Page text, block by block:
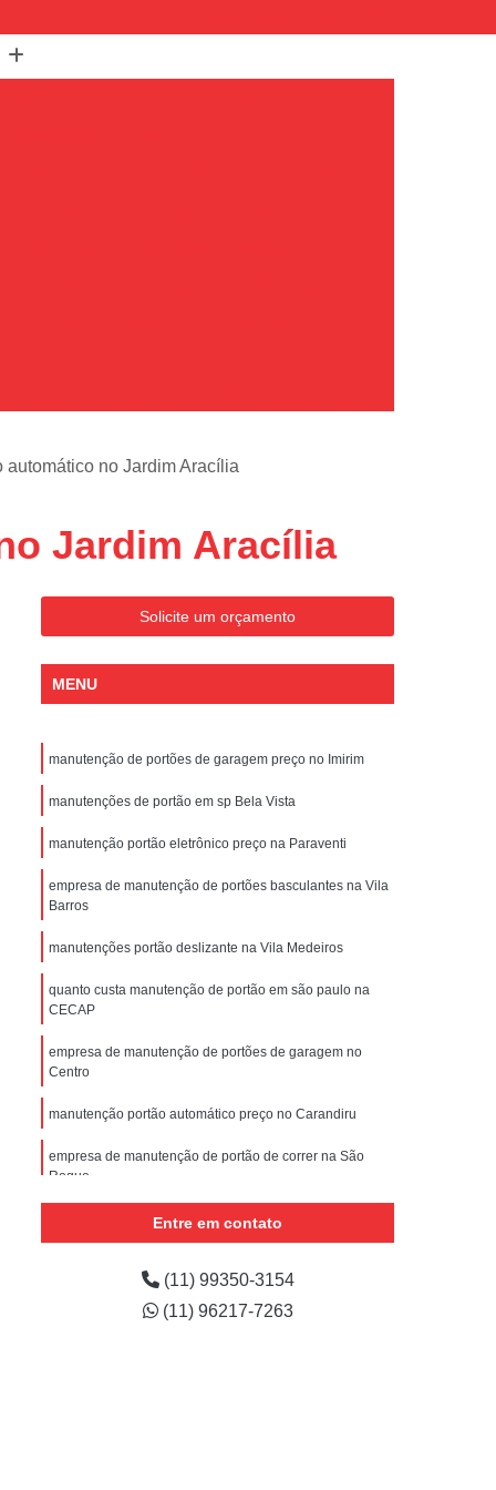
Conserto de Portões em São Paulo
Conserto de Portão Automático
Conserto de Portão de Garagem
Conserto de Portão em São Paulo
Conserto de Portão Pivotante
de Instalação de Portão Eletrônico
de Portão Automático
Instalação de Portão Eletrônico
Eletrônico Basculante
Portão Automático Deslizante
Portão Eletrônico Basculante
Empresa de Manutenção de Portão
Manutenção de Motor de Portão
Automático
Manutenção de Portão
Manutenção de Portão de Correr
Manutenção de Portão em São Paulo
Manutenção de Portões de Condomínio
no Jardim Aracília
Jardim Aracília
Solicite um orçamento
MENU
manutenção de portões de garagem preço no Imirim
manutenções de portão em sp Bela Vista
manutenção portão eletrônico preço na Paraventi
empresa de manutenção de portões basculantes na Vila
Barros
manutenções portão deslizante na Vila Medeiros
quanto custa manutenção de portão em são paulo na
CECAP
empresa de manutenção de portões de garagem no
Centro
manutenção portão automático preço no Carandiru
empresa de manutenção de portão de correr na São
Roque
empresa de manutenção portão automático na Vila
Entre em contato
(11) 99350-3154
(11) 96217-7263